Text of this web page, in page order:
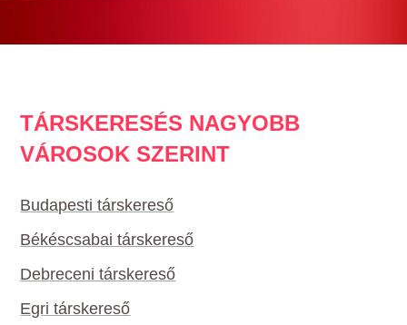
TÁRSKERESÉS NAGYOBB
VÁROSOK SZERINT
Budapesti társkereső
Békéscsabai társkereső
Debreceni társkereső
Egri társkereső